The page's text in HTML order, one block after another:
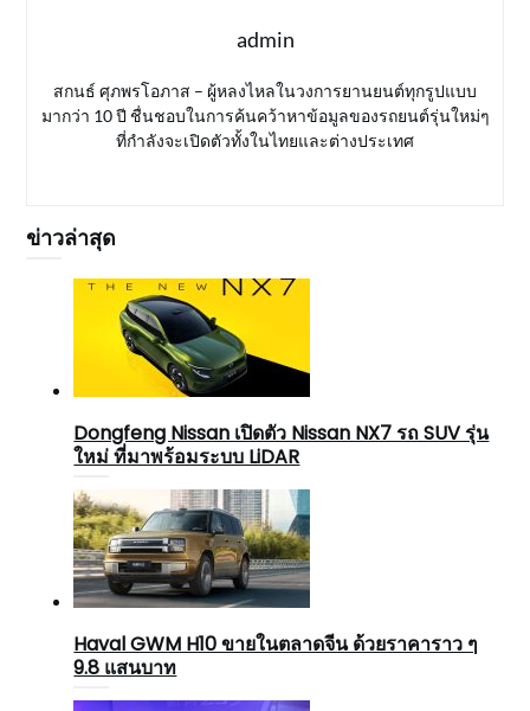
admin
สกนธ์ ศุภพรโอภาส – ผู้หลงไหลในวงการยานยนต์ทุกรูปแบบ
มากว่า 10 ปี ชื่นชอบในการค้นคว้าหาข้อมูลของรถยนต์รุ่นใหม่ๆ
ที่กำลังจะเปิดตัวทั้งในไทยและต่างประเทศ
ข่าวล่าสุด
Dongfeng Nissan เปิดตัว Nissan NX7 รถ SUV รุ่น
ใหม่ ที่มาพร้อมระบบ LiDAR
Haval GWM H10 ขายในตลาดจีน ด้วยราคาราว ๆ
9.8 แสนบาท